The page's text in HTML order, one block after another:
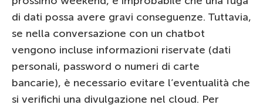
di dati possa avere gravi conseguenze. Tuttavia,
se nella conversazione con un chatbot
vengono incluse informazioni riservate (dati
personali, password o numeri di carte
bancarie), è necessario evitare l’eventualità che
si verifichi una divulgazione nel cloud. Per